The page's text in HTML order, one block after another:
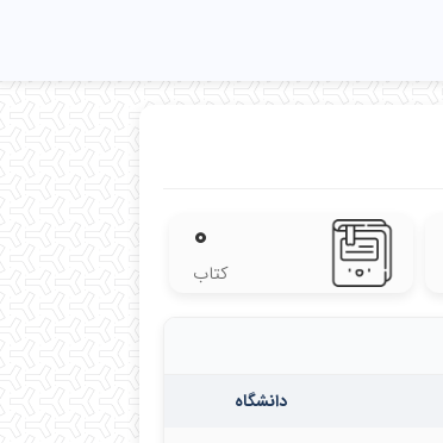
۰
کتاب
دانشگاه